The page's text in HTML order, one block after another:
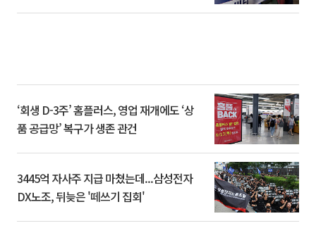
‘회생 D-3주’ 홈플러스, 영업 재개에도 ‘상
품 공급망’ 복구가 생존 관건
3445억 자사주 지급 마쳤는데...삼성전자
DX노조, 뒤늦은 '떼쓰기 집회'